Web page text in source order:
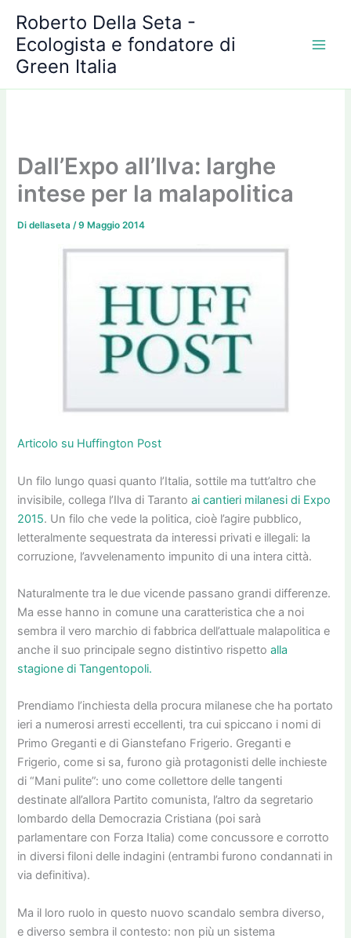
contenuto
Roberto Della Seta -
Ecologista e fondatore di
Green Italia
Dall’Expo all’Ilva: larghe
intese per la malapolitica
Didellaseta/9 Maggio 2014
Articolo su Huffington Post
Un filo lungo quasi quanto l’Italia, sottile ma tutt’altro che
invisibile, collega l’Ilva di Tarantoai cantieri milanesi di Expo
2015. Un filo che vede la politica, cioè l’agire pubblico,
letteralmente sequestrata da interessi privati e illegali: la
corruzione, l’avvelenamento impunito di una intera città.
Naturalmente tra le due vicende passano grandi differenze.
Ma esse hanno in comune una caratteristica che a noi
sembra il vero marchio di fabbrica dell’attuale malapolitica e
anche il suo principale segno distintivo rispettoalla
stagione di Tangentopoli.
Prendiamo l’inchiesta della procura milanese che ha portato
ieri a numerosi arresti eccellenti, tra cui spiccano i nomi di
Primo Greganti e di Gianstefano Frigerio. Greganti e
Frigerio, come si sa, furono già protagonisti delle inchieste
di “Mani pulite”: uno come collettore delle tangenti
destinate all’allora Partito comunista, l’altro da segretario
lombardo della Democrazia Cristiana (poi sarà
parlamentare con Forza Italia) come concussore e corrotto
in diversi filoni delle indagini (entrambi furono condannati in
via definitiva).
Ma il loro ruolo in questo nuovo scandalo sembra diverso,
e diverso sembra il contesto: non più un sistema
r
c
h
i